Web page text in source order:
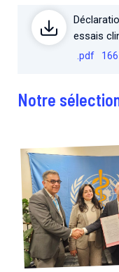
essais
.pdf
Notre